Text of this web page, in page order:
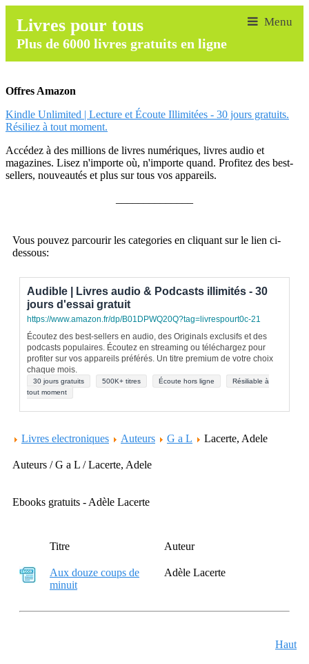
Livres pour tous
Plus de 6000 livres gratuits en ligne
Offres Amazon
Kindle Unlimited | Lecture et Écoute Illimitées - 30 jours gratuits.
Résiliez à tout moment.
Accédez à des millions de livres numériques, livres audio et
magazines. Lisez n'importe où, n'importe quand. Profitez des best-
sellers, nouveautés et plus sur tous vos appareils.
Vous pouvez parcourir les categories en cliquant sur le lien ci-
dessous:
Audible | Livres audio & Podcasts illimités - 30
jours d'essai gratuit
https://www.amazon.fr/dp/B01DPWQ20Q?tag=livrespourt0c-21
Écoutez des best-sellers en audio, des Originals exclusifs et des
podcasts populaires. Écoutez en streaming ou téléchargez pour
profiter sur vos appareils préférés. Un titre premium de votre choix
chaque mois.
30 jours gratuits 500K+ titres Écoute hors ligne
Résiliable à
tout moment
Livres electroniques Auteurs G a L Lacerte, Adele
Auteurs / G a L / Lacerte, Adele
Ebooks gratuits - Adèle Lacerte
Titre Auteur
Aux douze coups de
minuit
Adèle Lacerte
Haut